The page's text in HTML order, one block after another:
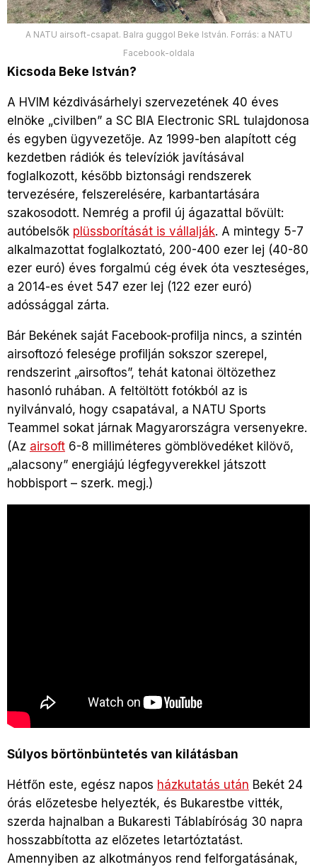
A NATU airsoft-csapat. Balra guggol Beke István. Forrás: a NATU
Facebook-oldala
Kicsoda Beke István?
A HVIM kézdivásárhelyi szervezetének 40 éves
elnöke „civilben” a SC BIA Electronic SRL tulajdonosa
és egyben ügyvezetője. Az 1999-ben alapított cég
kezdetben rádiók és televíziók javításával
foglalkozott, később biztonsági rendszerek
tervezésére, felszerelésére, karbantartására
szakosodott. Nemrég a profil új ágazattal bővült:
autóbelsők plüssborítását is vállalják. A mintegy 5-7
alkalmazottat foglalkoztató, 200-400 ezer lej (40-80
ezer euró) éves forgalmú cég évek óta veszteséges,
a 2014-es évet 547 ezer lej (122 ezer euró)
adóssággal zárta.
Bár Bekének saját Facebook-profilja nincs, a szintén
airsoftozó felesége profilján sokszor szerepel,
rendszerint „airsoftos”, tehát katonai öltözethez
hasonló ruhában. A feltöltött fotókból az is
nyilvánvaló, hogy csapatával, a NATU Sports
Teammel sokat járnak Magyarországra versenyekre.
(Az airsoft 6-8 milliméteres gömblövedéket kilövő,
„alacsony” energiájú légfegyverekkel játszott
hobbisport – szerk. megj.)
Súlyos börtönbüntetés van kilátásban
Hétfőn este, egész napos házkutatás után Bekét 24
órás előzetesbe helyezték, és Bukarestbe vitték,
szerda hajnalban a Bukaresti Táblabíróság 30 napra
hosszabbította az előzetes letartóztatást.
Amennyiben az alkotmányos rend felforgatásának,